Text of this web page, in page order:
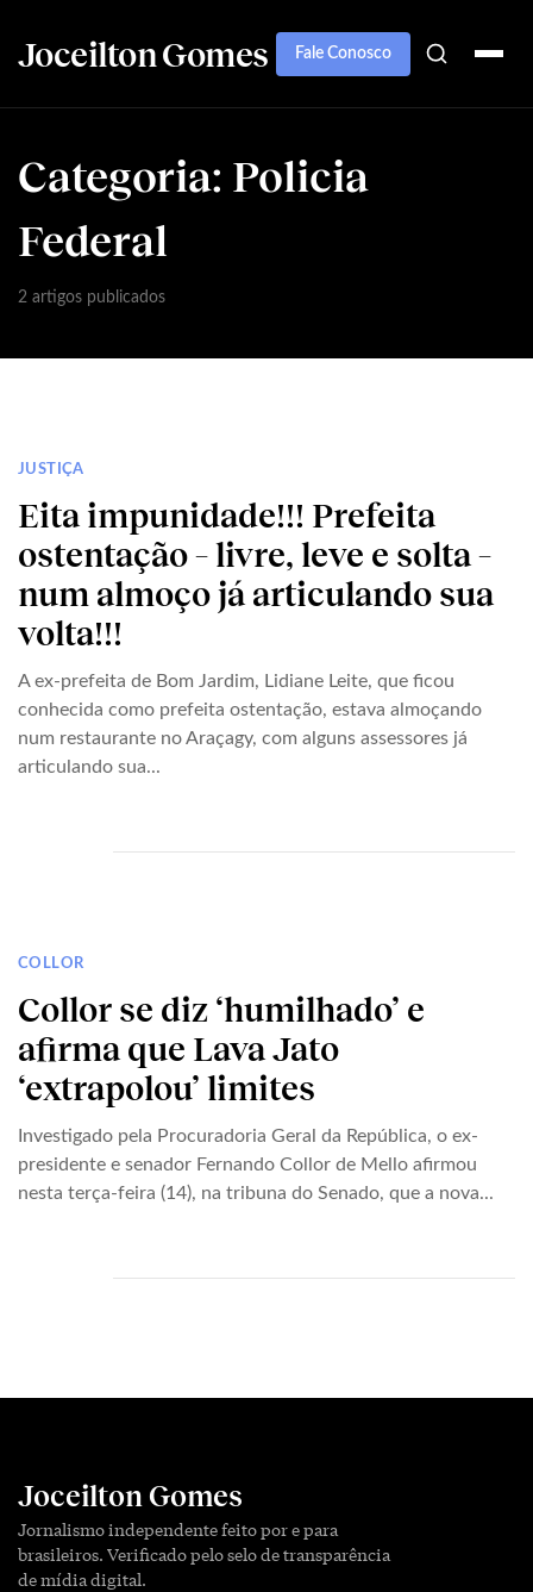
Joceilton Gomes Fale Conosco
Categoria: Policia
Federal
2 artigos publicados
JUSTIÇA
Eita impunidade!!! Prefeita
ostentação – livre, leve e solta –
num almoço já articulando sua
volta!!!
A ex-prefeita de Bom Jardim, Lidiane Leite, que ficou
conhecida como prefeita ostentação, estava almoçando
num restaurante no Araçagy, com alguns assessores já
articulando sua...
COLLOR
Collor se diz ‘humilhado’ e
afirma que Lava Jato
‘extrapolou’ limites
Investigado pela Procuradoria Geral da República, o ex-
presidente e senador Fernando Collor de Mello afirmou
nesta terça-feira (14), na tribuna do Senado, que a nova...
Joceilton Gomes
Jornalismo independente feito por e para
brasileiros. Verificado pelo selo de transparência
de mídia digital.